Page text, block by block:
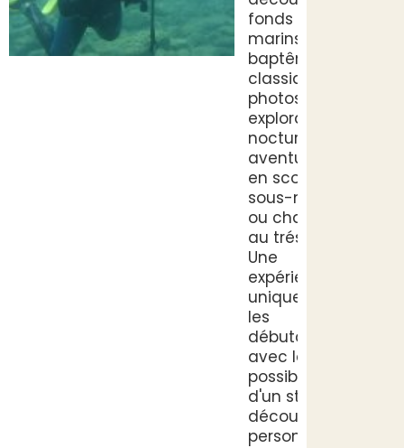
fonds
marins :
baptêmes
classiques,
photos,
explorations
nocturnes,
aventures
en scooter
sous-marin
ou chasse
au trésor.
Une
expérience
unique pour
les
débutants,
avec la
possibilité
d'un stage
découverte
personnalisé.